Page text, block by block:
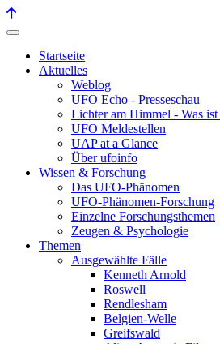
Startseite
Aktuelles
Weblog
UFO Echo - Presseschau
Lichter am Himmel - Was ist
UFO Meldestellen
UAP at a Glance
Über ufoinfo
Wissen & Forschung
Das UFO-Phänomen
UFO-Phänomen-Forschung
Einzelne Forschungsthemen
Zeugen & Psychologie
Themen
Ausgewählte Fälle
Kenneth Arnold
Roswell
Rendlesham
Belgien-Welle
Greifswald